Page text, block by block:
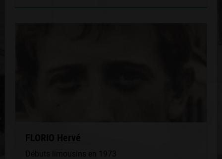
FLORIO Hervé
Débuts limousins en 1973